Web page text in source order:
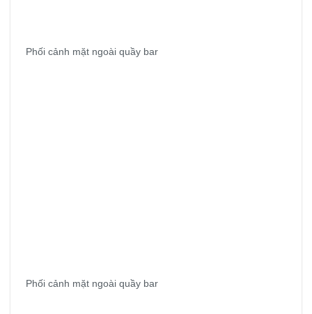
Phối cảnh mặt ngoài quầy bar
Phối cảnh mặt ngoài quầy bar